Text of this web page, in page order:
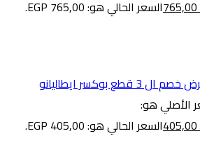
765,00السعر الحالي هو: 765,00 EGP.
ال 3 قطع بوكسر ايطاليانو
الأصلي هو:
405,00السعر الحالي هو: 405,00 EGP.